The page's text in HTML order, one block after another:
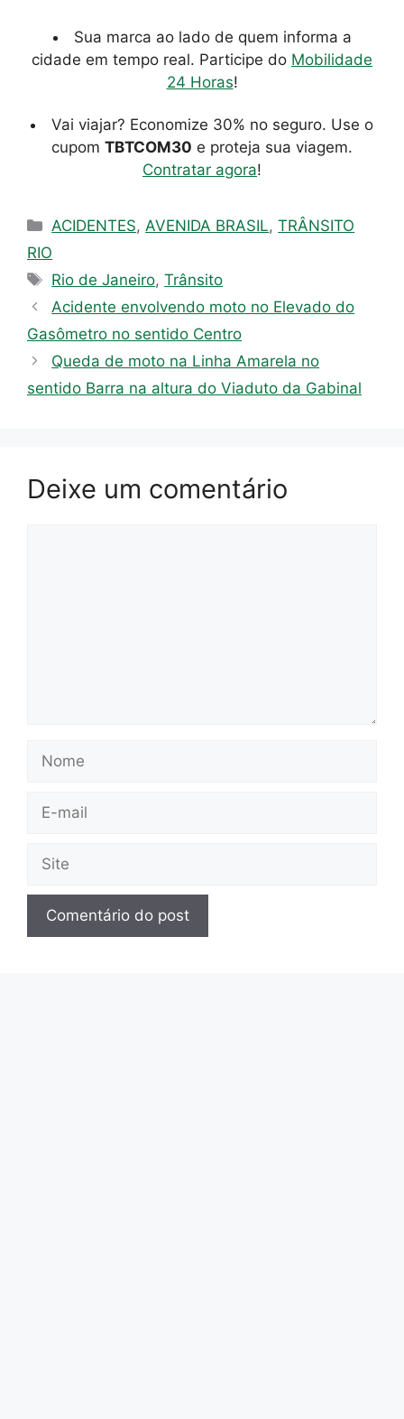
Sua marca ao lado de quem informa a
cidade em tempo real. Participe do Mobilidade
24 Horas!
Vai viajar? Economize 30% no seguro. Use o
cupom TBTCOM30 e proteja sua viagem.
Contratar agora!
Categorias
ACIDENTES, AVENIDA BRASIL,TRÂNSITO
RIO
Tags
Rio de Janeiro,Trânsito
Acidente envolvendo moto no Elevado do
Gasômetro no sentido Centro
Queda de moto na Linha Amarela no
sentido Barra na altura do Viaduto da Gabinal
Deixe um comentário
mail